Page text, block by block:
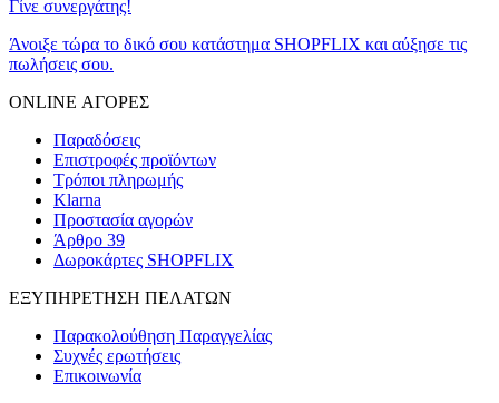
Γίνε συνεργάτης!
Άνοιξε τώρα το δικό σου κατάστημα SHOPFLIX και αύξησε τις
πωλήσεις σου.
ONLINE ΑΓΟΡΕΣ
Παραδόσεις
Επιστροφές προϊόντων
Τρόποι πληρωμής
Klarna
Προστασία αγορών
Άρθρο 39
Δωροκάρτες SHOPFLIX
ΕΞΥΠΗΡΕΤΗΣΗ ΠΕΛΑΤΩΝ
Παρακολούθηση Παραγγελίας
Συχνές ερωτήσεις
Επικοινωνία